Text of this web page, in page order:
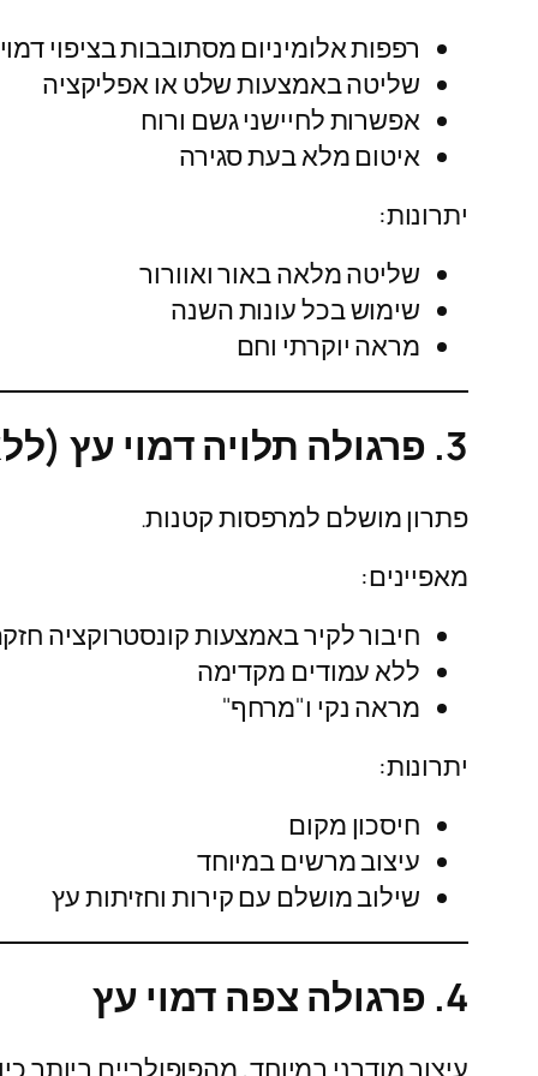
רפפות אלומיניום מסתובבות בציפוי
שליטה באמצעות שלט או אפליקציה
אפשרות לחיישני גשם ורוח
איטום מלא בעת סגירה
יתרונות:
שליטה מלאה באור ואוורור
שימוש בכל עונות השנה
מראה יוקרתי וחם
3. פרגולה תלויה דמוי עץ (ללא עמודים קדמיים)
פתרון מושלם למרפסות קטנות.
מאפיינים:
חיבור לקיר באמצעות קונסטרוקציה
ללא עמודים מקדימה
מראה נקי ו"מרחף"
יתרונות:
חיסכון מקום
עיצוב מרשים במיוחד
שילוב מושלם עם קירות וחזיתות עץ
4. פרגולה צפה דמוי עץ
עיצוב מודרני במיוחד, מהפופולריים ביותר